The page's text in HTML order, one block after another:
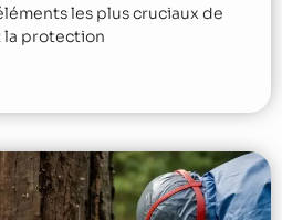
les plus cruciaux de
la protection